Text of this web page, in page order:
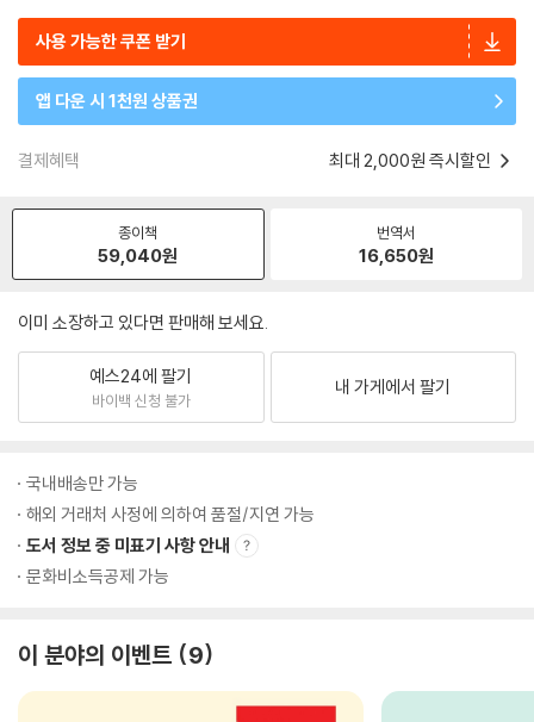
사용 가능한 쿠폰 받기
앱 다운 시 1천원 상품권
결제혜택 최대 2,000원 즉시할인
종이책
59,040원
번역서
16,650원
이미 소장하고 있다면 판매해 보세요.
예스24에 팔기
바이백 신청 불가
내 가게에서 팔기
국내배송만 가능
해외 거래처 사정에 의하여 품절/지연 가능
도서 정보 중 미표기 사항 안내
문화비소득공제 가능
이 분야의 이벤트 9